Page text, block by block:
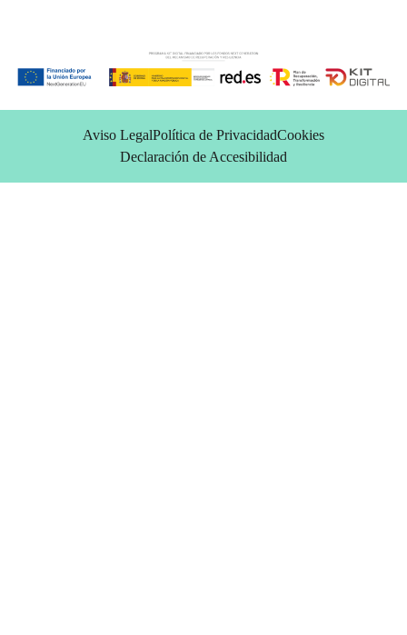
Aviso LegalPolítica de PrivacidadCookies
Declaración de Accesibilidad